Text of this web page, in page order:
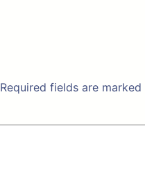
Required fields are marked